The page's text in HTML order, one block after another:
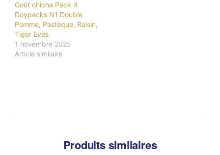
Goût chicha Pack 4
Doypacks N1 Double
Pomme, Pastèque, Raisin,
Tiger Eyes
1 novembre 2025
Article similaire
Produits similaires